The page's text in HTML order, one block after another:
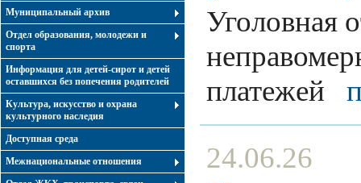
Муниципальный архив
Отдел образования, молодежи и
спорта
Информация для детей-сирот и детей
оставшихся без попечения родителей
Культура, искусство и охрана
культурного наследия
Доступная среда
Межнациональные отношения
Уголовная
платежей
24.06.26